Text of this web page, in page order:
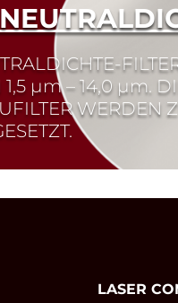
µm– 14,0 µm .
WERDEN
Read More
LASER